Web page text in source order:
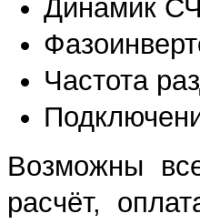
Динамик
Частота
Возможны
расчёт,